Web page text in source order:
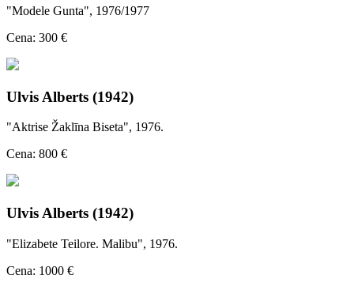
"Modele Gunta", 1976/1977
Cena: 300 €
Ulvis Alberts (1942)
"Aktrise Žaklīna Biseta", 1976.
Cena: 800 €
Ulvis Alberts (1942)
"Elizabete Teilore. Malibu", 1976.
Cena: 1000 €